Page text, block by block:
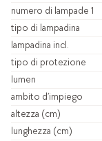
numero di lampade 1
tipo di lampadina
lampadina incl.
tipo di protezione
lumen
ambito d’impiego
altezza (cm)
lunghezza (cm)